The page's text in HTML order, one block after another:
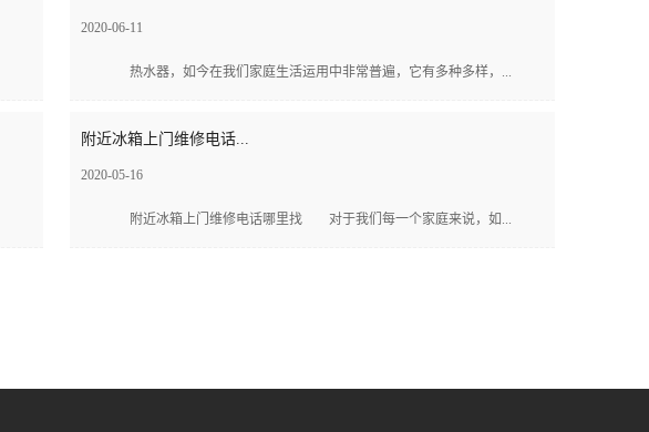
2020-06-11
热水器，如今在我们家庭生活运用中非常普遍，它有多种多样，...
附近冰箱上门维修电话...
2020-05-16
附近冰箱上门维修电话哪里找 对于我们每一个家庭来说，如...